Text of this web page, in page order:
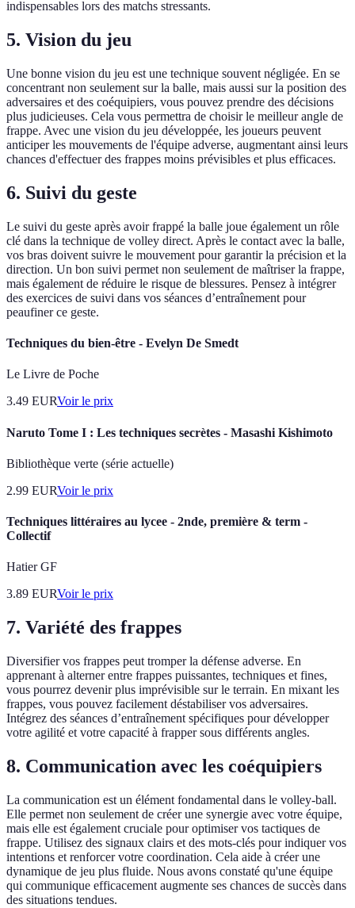
indispensables lors des matchs stressants.
5. Vision du jeu
Une bonne vision du jeu est une technique souvent négligée. En se
concentrant non seulement sur la balle, mais aussi sur la position des
adversaires et des coéquipiers, vous pouvez prendre des décisions
plus judicieuses. Cela vous permettra de choisir le meilleur angle de
frappe. Avec une vision du jeu développée, les joueurs peuvent
anticiper les mouvements de l'équipe adverse, augmentant ainsi leurs
chances d'effectuer des frappes moins prévisibles et plus efficaces.
6. Suivi du geste
Le suivi du geste après avoir frappé la balle joue également un rôle
clé dans la technique de volley direct. Après le contact avec la balle,
vos bras doivent suivre le mouvement pour garantir la précision et la
direction. Un bon suivi permet non seulement de maîtriser la frappe,
mais également de réduire le risque de blessures. Pensez à intégrer
des exercices de suivi dans vos séances d’entraînement pour
peaufiner ce geste.
Techniques du bien-être - Evelyn De Smedt
Le Livre de Poche
3.49 EURVoir le prix
Naruto Tome I : Les techniques secrètes - Masashi Kishimoto
Bibliothèque verte (série actuelle)
2.99 EURVoir le prix
Techniques littéraires au lycee - 2nde, première & term -
Collectif
Hatier GF
3.89 EURVoir le prix
7. Variété des frappes
Diversifier vos frappes peut tromper la défense adverse. En
apprenant à alterner entre frappes puissantes, techniques et fines,
vous pourrez devenir plus imprévisible sur le terrain. En mixant les
frappes, vous pouvez facilement déstabiliser vos adversaires.
Intégrez des séances d’entraînement spécifiques pour développer
votre agilité et votre capacité à frapper sous différents angles.
8. Communication avec les coéquipiers
La communication est un élément fondamental dans le volley-ball.
Elle permet non seulement de créer une synergie avec votre équipe,
mais elle est également cruciale pour optimiser vos tactiques de
frappe. Utilisez des signaux clairs et des mots-clés pour indiquer vos
intentions et renforcer votre coordination. Cela aide à créer une
dynamique de jeu plus fluide. Nous avons constaté qu'une équipe
qui communique efficacement augmente ses chances de succès dans
des situations tendues.